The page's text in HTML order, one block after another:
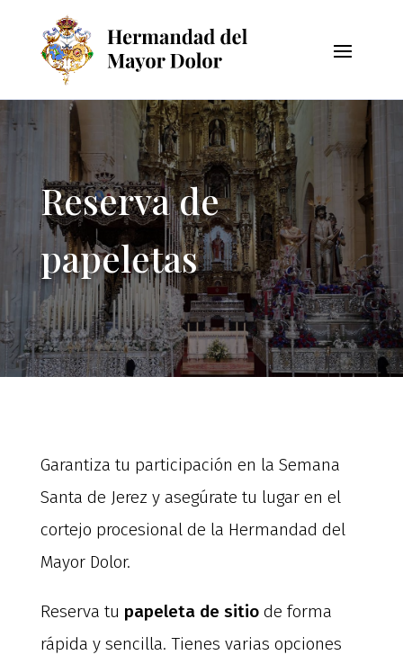
Reserva de
papeletas
Garantiza tu participación en la Semana
Santa de Jerez y asegúrate tu lugar en el
cortejo procesional de la Hermandad del
Mayor Dolor.
Reserva tu papeleta de sitiode forma
rápida y sencilla. Tienes varias opciones